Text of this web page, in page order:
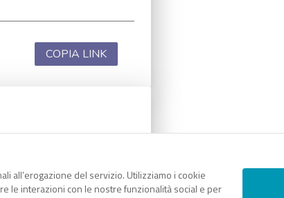
all’erogazione del servizio. Utilizziamo i cookie
le interazioni con le nostre funzionalità social e per
COPIA LINK